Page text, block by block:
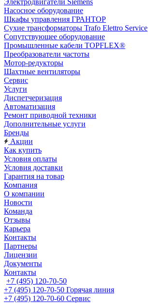
Электродвигатели Siemens
Насосное оборудование
Шкафы управления ГРАНТОР
Сухие трансформаторы Trafo Elettro Service
Сопутствующее оборудование
Промышленные кабели TOPFLEX®
Преобразователи частоты
Мотор-редукторы
Шахтные вентиляторы
Сервис
Услуги
Диспетчеризация
Автоматизация
Ремонт приводной техники
Дополнительные услуги
Бренды
Акции
Как купить
Условия оплаты
Условия доставки
Гарантия на товар
Компания
О компании
Новости
Команда
Отзывы
Карьера
Контакты
Партнеры
Лицензии
Документы
Контакты
+7 (495) 120-70-50
+7 (495) 120-70-50 Горячая линия
+7 (495) 120-70-60 Сервис